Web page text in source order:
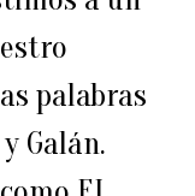
palabras
Galán.